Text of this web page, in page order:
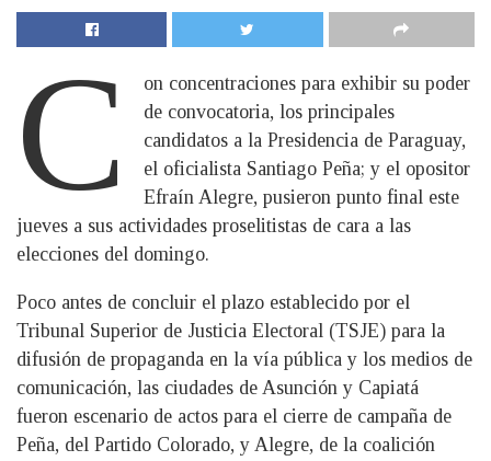
C
on concentraciones para exhibir su poder
de convocatoria, los principales
candidatos a la Presidencia de Paraguay,
el oficialista Santiago Peña; y el opositor
Efraín Alegre, pusieron punto final este
jueves a sus actividades proselitistas de cara a las
elecciones del domingo.
Poco antes de concluir el plazo establecido por el
Tribunal Superior de Justicia Electoral (TSJE) para la
difusión de propaganda en la vía pública y los medios de
comunicación, las ciudades de Asunción y Capiatá
fueron escenario de actos para el cierre de campaña de
Peña, del Partido Colorado, y Alegre, de la coalición